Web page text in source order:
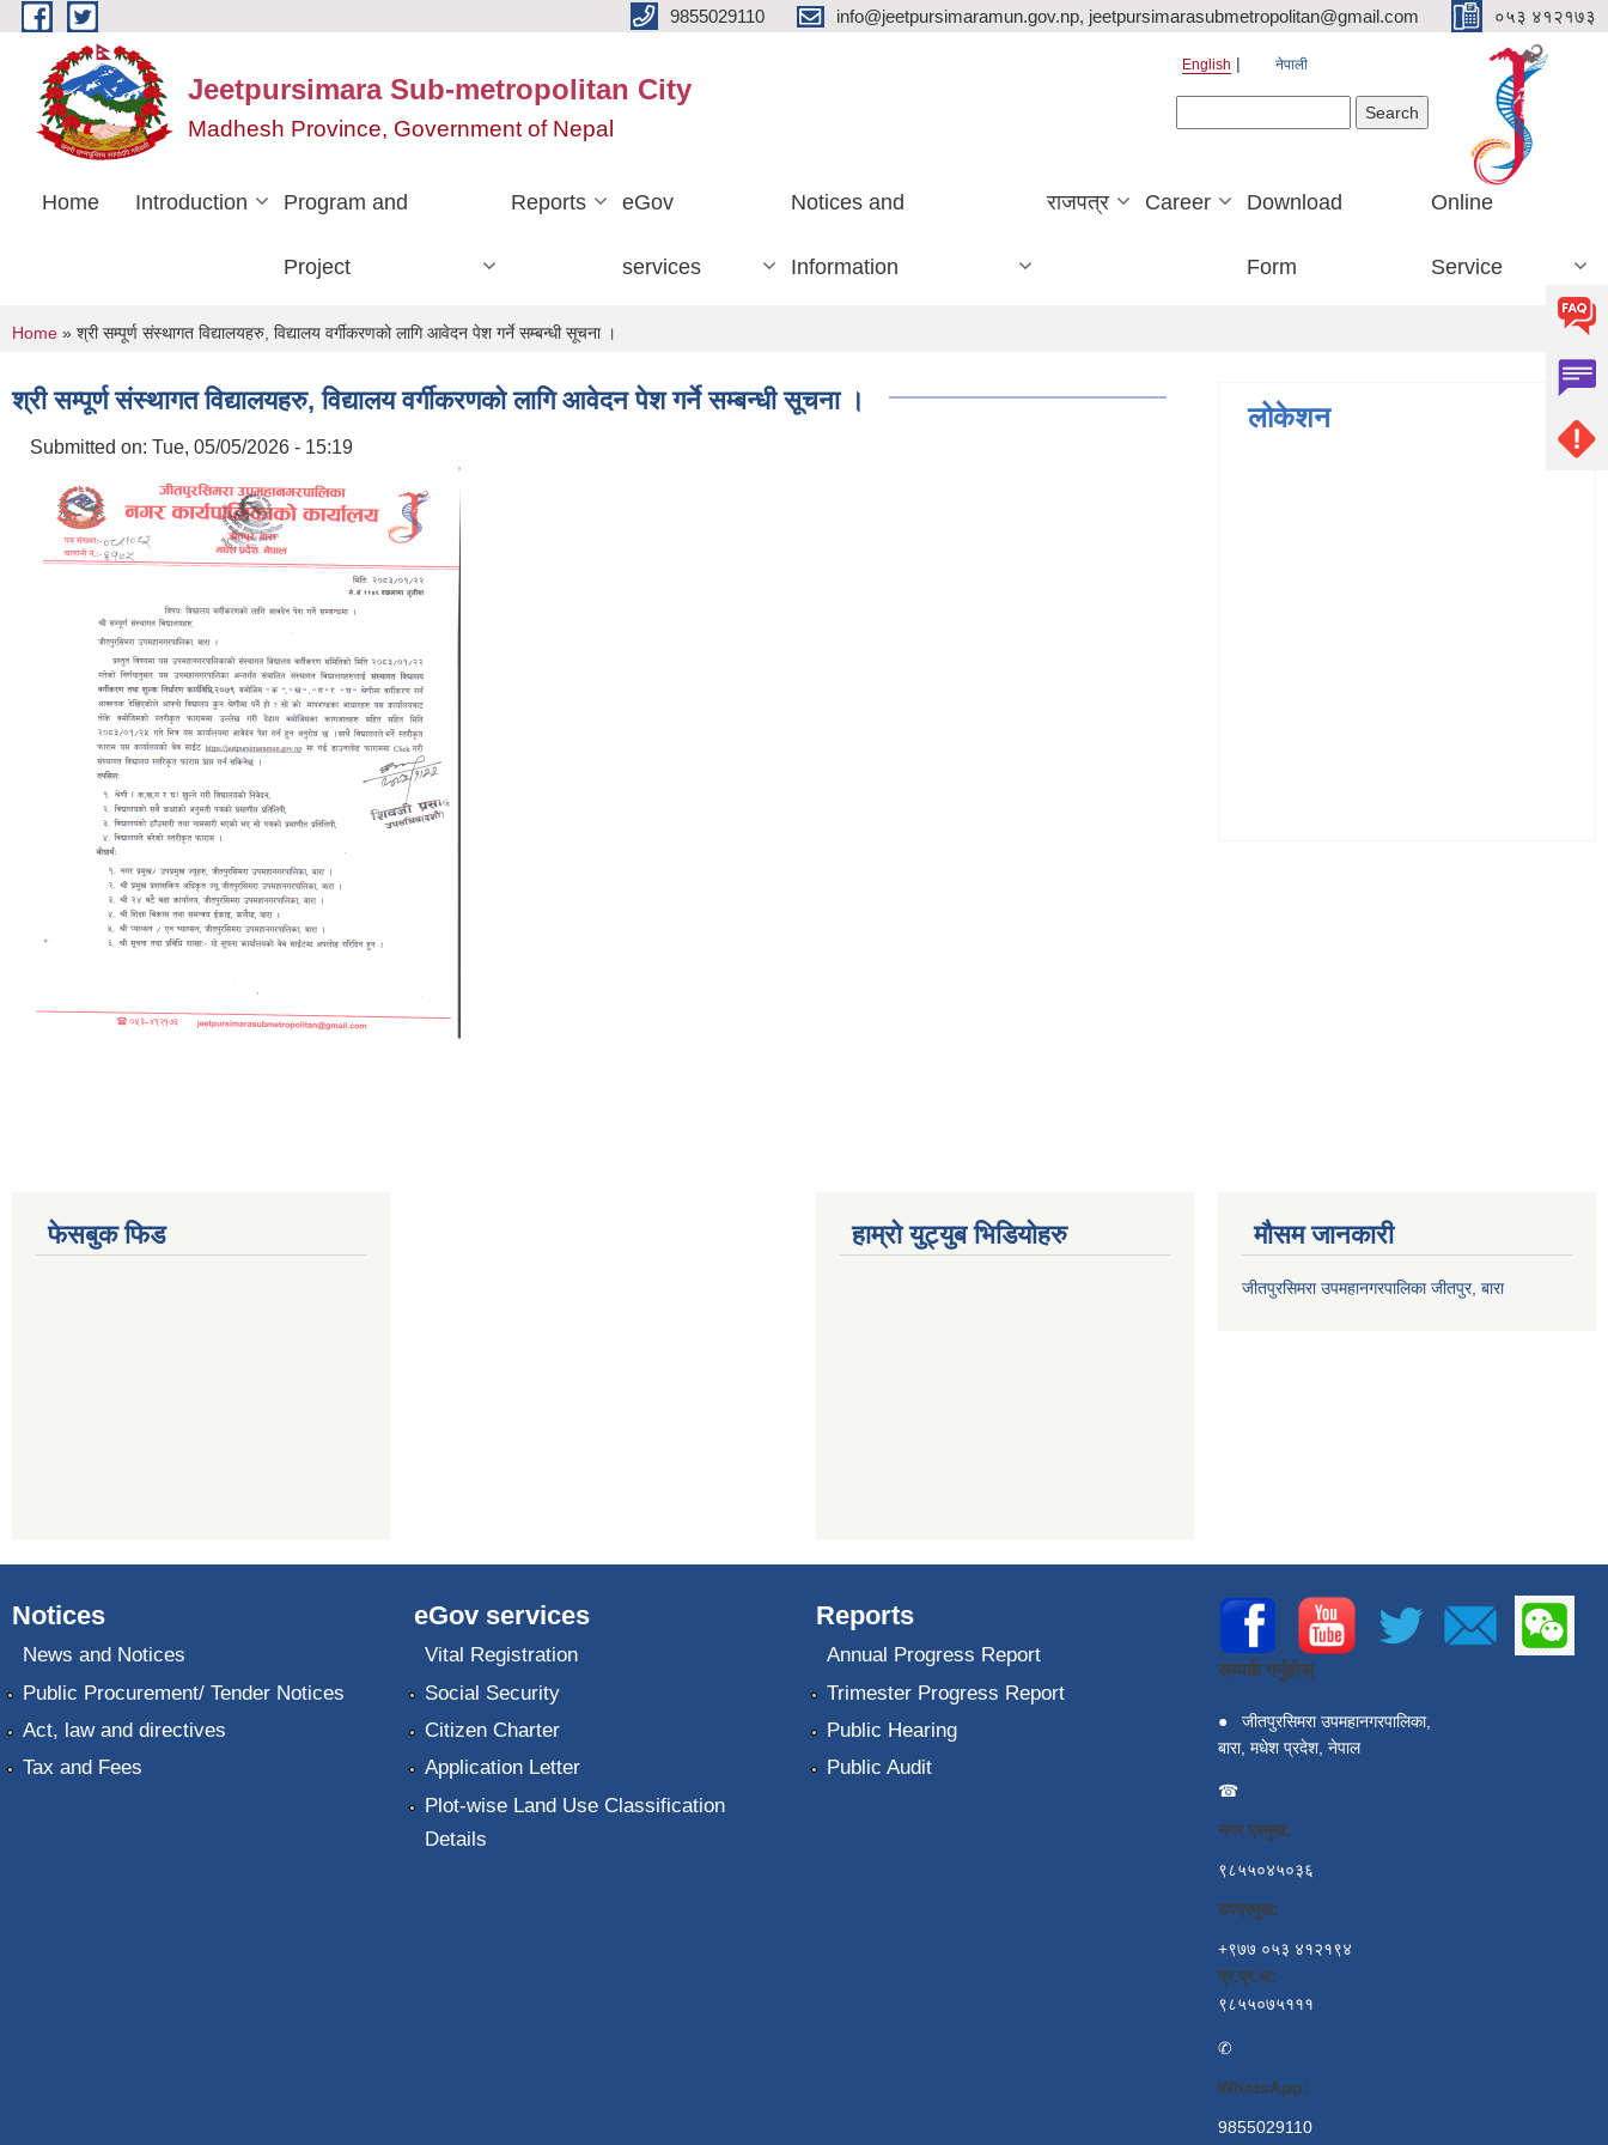
Skip to main content 9855029110 info@jeetpursimaramun.gov.np, jeetpursimarasubmetropolitan@gmail.com ०५३ ४१२१७३
Jeetpursimara Sub-metropolitan City
Madhesh Province, Government of Nepal
English नेपाली
Home Introduction Program and
Project
Reports eGov
services
Notices and
Information
राजपत्र Career Download
Form
Online
Service
You are here
Home » श्री सम्पूर्ण संस्थागत विद्यालयहरु, विद्यालय वर्गीकरणको लागि आवेदन पेश गर्ने सम्बन्धी सूचना ।
श्री सम्पूर्ण संस्थागत विद्यालयहरु, विद्यालय वर्गीकरणको लागि आवेदन पेश गर्ने सम्बन्धी सूचना ।
Submitted on: Tue, 05/05/2026 - 15:19
लोकेशन
फेसबुक फिड हाम्रो युट्युब भिडियोहरु मौसम जानकारी
जीतपुरसिमरा उपमहानगरपालिका जीतपुर, बारा
Notices
News and Notices
Public Procurement/ Tender Notices
Act, law and directives
Tax and Fees
eGov services
Vital Registration
Social Security
Citizen Charter
Application Letter
Plot-wise Land Use Classification
Details
Reports
Annual Progress Report
Trimester Progress Report
Public Hearing
Public Audit
सम्पर्क गर्नुहोस्
●
जीतपुरसिमरा उपमहानगरपालिका,
बारा, मधेश प्रदेश, नेपाल
☎
नगर प्रमुख:
९८५५०४५०३६
उपप्रमुख:
+९७७ ०५३ ४१२१९४
प्र.प्र.अ:
९८५५०७५१११
✆
WhatsApp:
9855029110